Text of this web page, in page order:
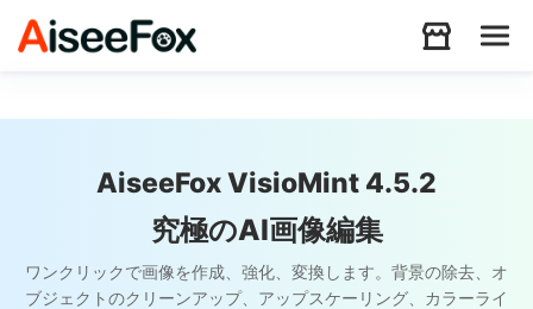
製品
リソース
AiseeFox VisioMint 4.5.2
究極のAI画像編集
ワンクリックで画像を作成、強化、変換します。背景の除去、オ
ブジェクトのクリーンアップ、アップスケーリング、カラーライ